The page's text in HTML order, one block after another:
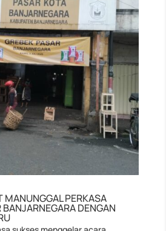
MANUNGGAL PERKASA
DENGAN